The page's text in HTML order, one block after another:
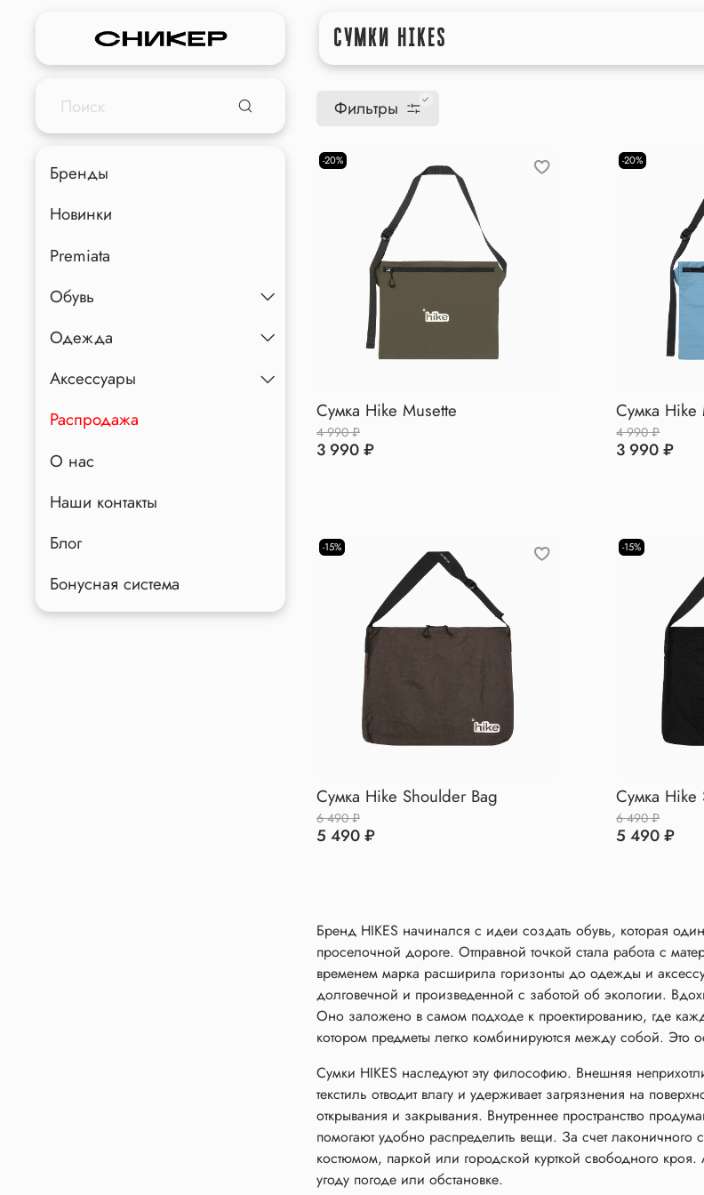
СУМКИ HIKES
Фильтры
-20%
Сумка Hike Musette
4 990 ₽
3 990 ₽
-20%
Сумка Hike
4 990 ₽
3 990 ₽
-15%
Сумка Hike Shoulder Bag
6 490 ₽
5 490 ₽
-15%
Сумка Hike
6 490 ₽
5 490 ₽
Бренд HIKES начинался с идеи создать обувь, которая
проселочной дороге. Отправной точкой стала работа с
временем марка расширила горизонты до одежды и
долговечной и произведенной с заботой об экологии.
Оно заложено в самом подходе к проектированию, где
котором предметы легко комбинируются между собой.
Сумки HIKES наследуют эту философию. Внешняя
текстиль отводит влагу и удерживает загрязнения на
открывания и закрывания. Внутреннее пространство
помогают удобно распределить вещи. За счет лаконичного
костюмом, паркой или городской курткой свободного кроя.
угоду погоде или обстановке.
Бренды
Новинки
Premiata
Обувь
Одежда
Аксессуары
Распродажа
О нас
Наши контакты
Блог
Бонусная система